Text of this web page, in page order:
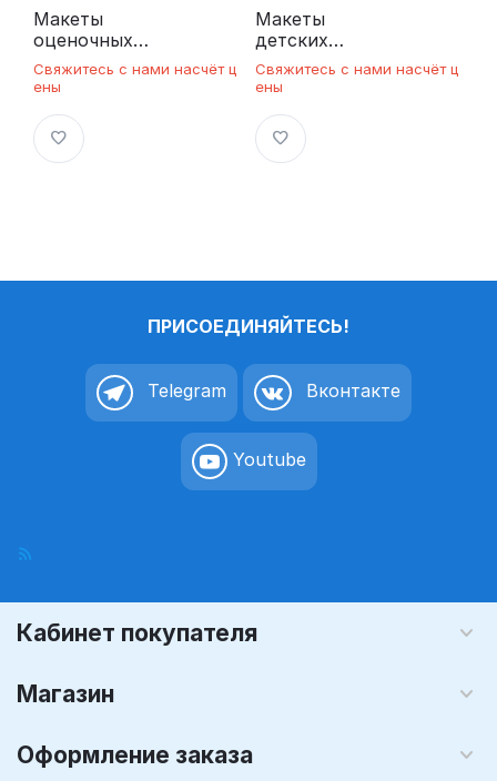
Макеты
оценочных
штампов
для школы
Свяжитесь с нами насчёт ц
ены
Макеты
детских
штампов
Динозавры
Свяжитесь с нами насчёт ц
ены
ПРИСОЕДИНЯЙТЕСЬ!
Telegram Вконтакте
Youtube
Кабинет покупателя
Магазин
Оформление заказа